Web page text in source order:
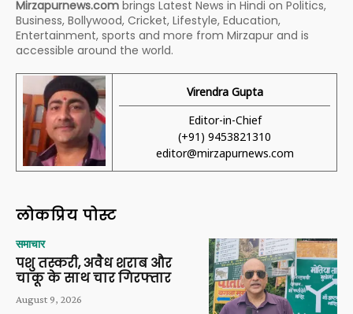
Mirzapurnews.com brings Latest News in Hindi on Politics,
Business, Bollywood, Cricket, Lifestyle, Education,
Entertainment, sports and more from Mirzapur and is
accessible around the world.
Virendra Gupta
Editor-in-Chief
(+91) 9453821310
editor@mirzapurnews.com
लोकप्रिय पोस्ट
समाचार
पशु तस्करी, अवैध शराब और
चाकू के साथ चार गिरफ्तार
August 9, 2026